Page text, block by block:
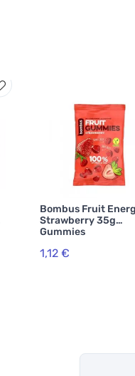
Bombus Fruit
Strawberry 35g
Gummies
1,12 €